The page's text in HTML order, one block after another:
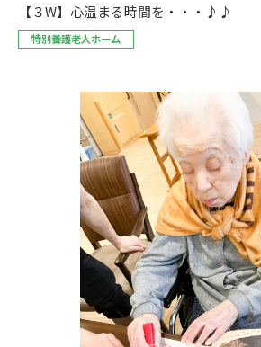
【３W】心温まる時間を・・・♪♪
特別養護老人ホーム